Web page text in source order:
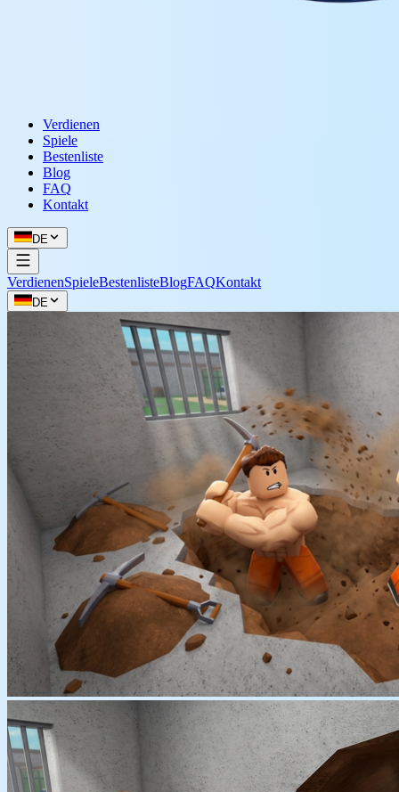
Verdienen
Spiele
Bestenliste
Blog
FAQ
Kontakt
DE
VerdienenSpieleBestenlisteBlogFAQKontakt
DE